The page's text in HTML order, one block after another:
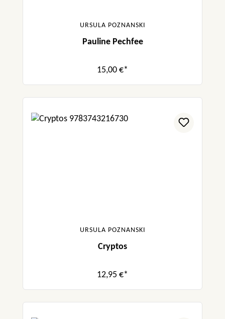
URSULA POZNANSKI
Pauline Pechfee
15,00 €*
URSULA POZNANSKI
Cryptos
12,95 €*